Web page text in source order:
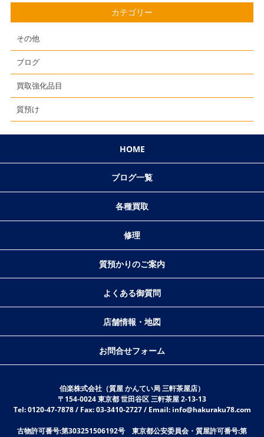
カテゴリー
その他
ブログ
買取強化品目
質預け
HOME
ブログ一覧
各種買取
修理
質預かりのご案内
よくある御質問
店舗情報・地図
お問合せフォーム
伯楽株式会社（質屋 かんてい局 三軒茶屋店）
〒154-0024 東京都 世田谷区 三軒茶屋 2-13-13
Tel: 0120-47-7878 / Fax: 03-3410-2727 / Email: info@hakuraku78.com
古物許可番号:第303251506192号 東京都公安委員会・質屋許可番号:第